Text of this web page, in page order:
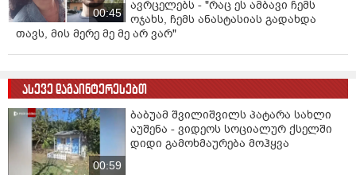
00:45
ავრცელებს - "რაც ეს ამბავი ჩემს
ოჯახს, ჩემს ანასტასიას გადახდა
თავს, მის მერე მე მე არ ვარ"
ასევე დაგაინტერესებთ
00:59
ბაბუამ შვილიშვილს პატარა სახლი
აუშენა - ვიდეოს სოციალურ ქსელში
დიდი გამოხმაურება მოჰყვა